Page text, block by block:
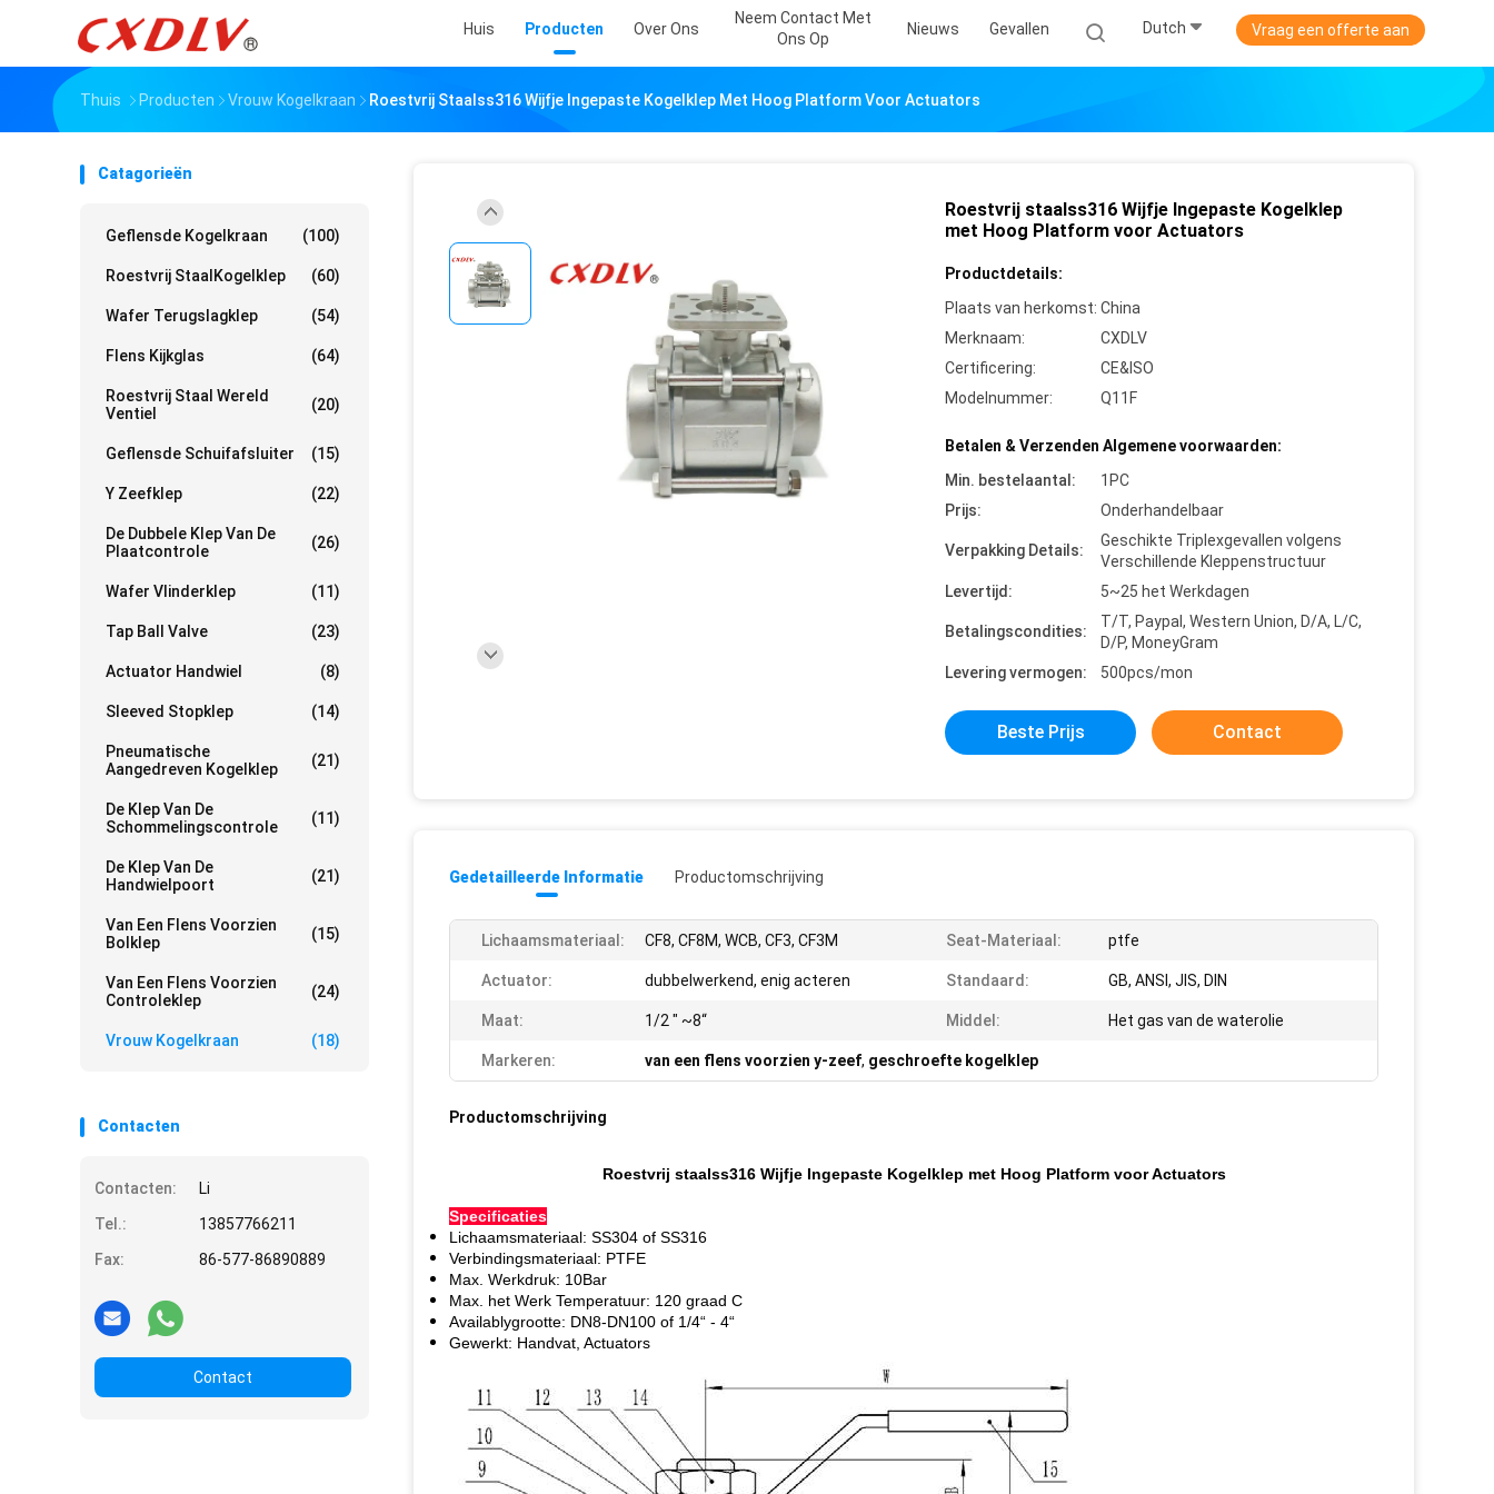
Huis Producten Over Ons
Neem Contact Met
Ons Op
Nieuws Gevallen Dutch Vraag een offerte aan
Thuis Producten Vrouw Kogelkraan Roestvrij Staalss316 Wijfje Ingepaste Kogelklep Met Hoog Platform Voor Actuators
Catagorieën
Geflensde Kogelkraan (100)
Roestvrij StaalKogelklep (60)
Wafer Terugslagklep (54)
Flens Kijkglas (64)
Roestvrij Staal Wereld
Ventiel
(20)
Geflensde Schuifafsluiter (15)
Y Zeefklep (22)
De Dubbele Klep Van De
Plaatcontrole
(26)
Wafer Vlinderklep (11)
Tap Ball Valve (23)
Actuator Handwiel (8)
Sleeved Stopklep (14)
Pneumatische
Aangedreven Kogelklep
(21)
De Klep Van De
Schommelingscontrole
(11)
De Klep Van De
Handwielpoort
(21)
Van Een Flens Voorzien
Bolklep
(15)
Van Een Flens Voorzien
Controleklep
(24)
Vrouw Kogelkraan (18)
Contacten
Contacten:
Li
Tel.:
13857766211
Fax:
86-577-86890889
Contact
Roestvrij staalss316 Wijfje Ingepaste Kogelklep
met Hoog Platform voor Actuators
Productdetails:
Plaats van herkomst: China
Merknaam:
CXDLV
Certificering:
CE&ISO
Modelnummer:
Q11F
Betalen & Verzenden Algemene voorwaarden:
Min. bestelaantal:
1PC
Prijs:
Onderhandelbaar
Verpakking Details:
Geschikte Triplexgevallen volgens
Verschillende Kleppenstructuur
Levertijd:
5~25 het Werkdagen
Betalingscondities:
T/T, Paypal, Western Union, D/A, L/C,
D/P, MoneyGram
Levering vermogen:
500pcs/mon
Beste Prijs Contact
Gedetailleerde Informatie Productomschrijving
Lichaamsmateriaal: CF8, CF8M, WCB, CF3, CF3M Seat-Materiaal: ptfe
Actuator: dubbelwerkend, enig acteren Standaard: GB, ANSI, JIS, DIN
Maat: 1/2 " ~8“ Middel: Het gas van de waterolie
Markeren: van een flens voorzien y-zeef, geschroefte kogelklep
Productomschrijving
Roestvrij staalss316 Wijfje Ingepaste Kogelklep met Hoog Platform voor Actuators
Specificaties
Lichaamsmateriaal: SS304 of SS316
Verbindingsmateriaal: PTFE
Max. Werkdruk: 10Bar
Max. het Werk Temperatuur: 120 graad C
Availablygrootte: DN8-DN100 of 1/4“ - 4“
Gewerkt: Handvat, Actuators